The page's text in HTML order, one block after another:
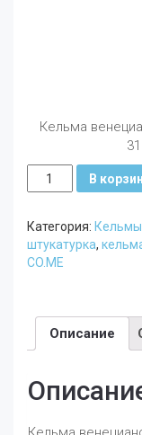
Кельма
Количество
Кельма
заточенная
200
х
0.6
310LI080
(Италия)
В
Категория:
штукатурка,
CO.ME
Описание